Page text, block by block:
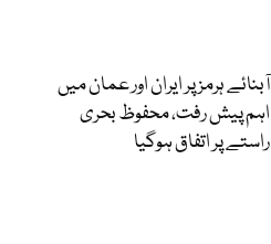
آبنائے ہرمز پر ایران اور عمان میں
اہم پیش رفت، محفوظ بحری
راستے پر اتفاق ہوگیا